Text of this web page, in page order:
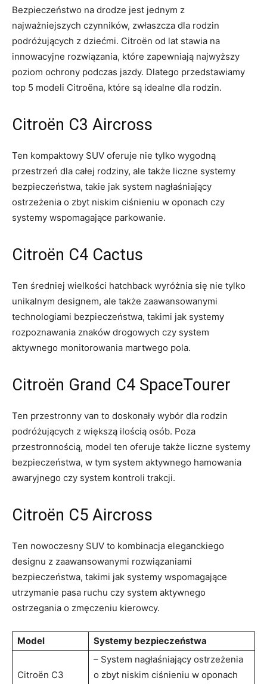
Bezpieczeństwo na drodze jest jednym z
najważniejszych czynników, zwłaszcza dla ⁢rodzin
podróżujących⁤ z dziećmi. Citroën od lat stawia na
innowacyjne rozwiązania, które ‌zapewniają najwyższy
poziom ochrony podczas jazdy. Dlatego przedstawiamy⁤
top 5 modeli Citroëna, ⁢które są idealne dla rodzin.
Citroën C3 Aircross
Ten ⁤kompaktowy SUV oferuje nie tylko wygodną
przestrzeń dla całej rodziny, ale także‌ liczne systemy
bezpieczeństwa, takie⁢ jak‌ system nagłaśniający
ostrzeżenia o zbyt niskim ciśnieniu w oponach czy
systemy⁣ wspomagające parkowanie.
Citroën C4 Cactus
Ten średniej wielkości hatchback wyróżnia się ​nie tylko​
unikalnym designem, ale⁢ także zaawansowanymi
technologiami​ bezpieczeństwa, takimi jak systemy
rozpoznawania znaków ⁢drogowych czy system
aktywnego monitorowania martwego pola.
Citroën⁣ Grand C4 SpaceTourer
Ten przestronny van to ​doskonały wybór dla rodzin
‌podróżujących z większą ilością⁢ osób. Poza
przestronnością, model ten oferuje także liczne systemy⁢
bezpieczeństwa, w tym‍ system aktywnego hamowania
⁤awaryjnego czy ⁢system ‌kontroli trakcji.
Citroën C5 Aircross
Ten nowoczesny SUV to kombinacja eleganckiego⁣
designu z zaawansowanymi rozwiązaniami
bezpieczeństwa, takimi jak systemy wspomagające
utrzymanie pasa ruchu czy system‌ aktywnego
ostrzegania o zmęczeniu ‌kierowcy.
Model Systemy bezpieczeństwa
Citroën C3
– System nagłaśniający ⁤ostrzeżenia
⁢o zbyt ⁣niskim ⁤ciśnieniu w oponach